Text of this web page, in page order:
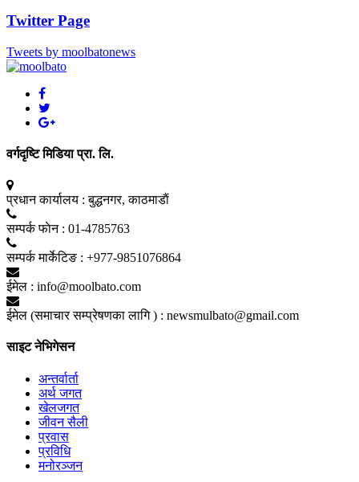
Twitter Page
Tweets by moolbatonews
वर्गदृष्टि मिडिया प्रा. लि.
प्रधान कार्यालय : बुद्धनगर, काठमाडाैं
सम्पर्क फाेन : 01-4785763
सम्पर्क मार्केटिङ : +977-9851076864
ईमेल : info@moolbato.com
ईमेल (समाचार सम्प्रेषणका लागि ) : newsmulbato@gmail.com
साइट नेभिगेसन
अन्तर्वार्ता
अर्थ जगत
खेलजगत
जीवन सैली
प्रवास
प्रविधि
मनोरञ्जन